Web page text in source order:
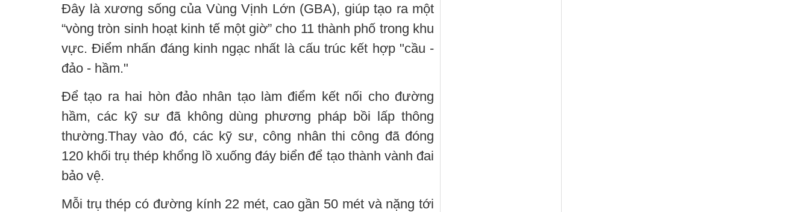
Đây là xương sống của Vùng Vịnh Lớn (GBA), giúp tạo ra một
“vòng tròn sinh hoạt kinh tế một giờ” cho 11 thành phố trong khu
vực. Điểm nhấn đáng kinh ngạc nhất là cấu trúc kết hợp "cầu -
đảo - hầm."
Để tạo ra hai hòn đảo nhân tạo làm điểm kết nối cho đường
hầm, các kỹ sư đã không dùng phương pháp bồi lấp thông
thường.Thay vào đó, các kỹ sư, công nhân thi công đã đóng
120 khối trụ thép khổng lồ xuống đáy biển để tạo thành vành đai
bảo vệ.
Mỗi trụ thép có đường kính 22 mét, cao gần 50 mét và nặng tới